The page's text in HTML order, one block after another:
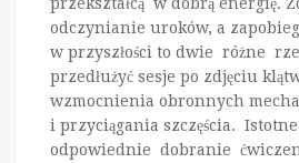
odczynianie uroków, a
w przyszłości to dwie różne
przedłużyć sesje po zdjęciu
wzmocnienia obronnych
i przyciągania szczęścia.
odpowiednie dobranie